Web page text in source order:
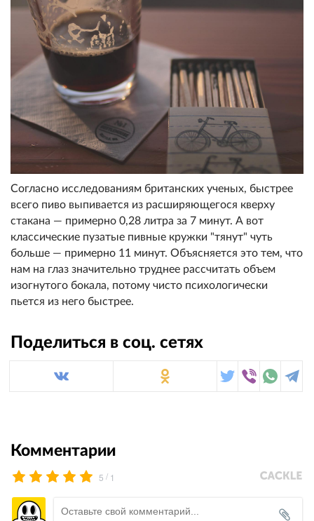
Согласно исследованиям британских ученых, быстрее
всего пиво выпивается из расширяющегося кверху
стакана — примерно 0,28 литра за 7 минут. А вот
классические пузатые пивные кружки "тянут" чуть
больше — примерно 11 минут. Объясняется это тем, что
нам на глаз значительно труднее рассчитать объем
изогнутого бокала, потому чисто психологически
пьется из него быстрее.
Поделиться в соц. сетях
Комментарии
5 / 1